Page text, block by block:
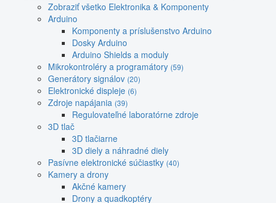
Zobraziť všetko Elektronika & Komponenty
Arduino
Komponenty a príslušenstvo Arduino
Dosky Arduino
Arduino Shields a moduly
Mikrokontroléry a programátory (59)
Generátory signálov (20)
Elektronické displeje (6)
Zdroje napájania (39)
Regulovateľné laboratórne zdroje
3D tlač
3D tlačiarne
3D diely a náhradné diely
Pasívne elektronické súčiastky (40)
Kamery a drony
Akčné kamery
Drony a quadkoptéry